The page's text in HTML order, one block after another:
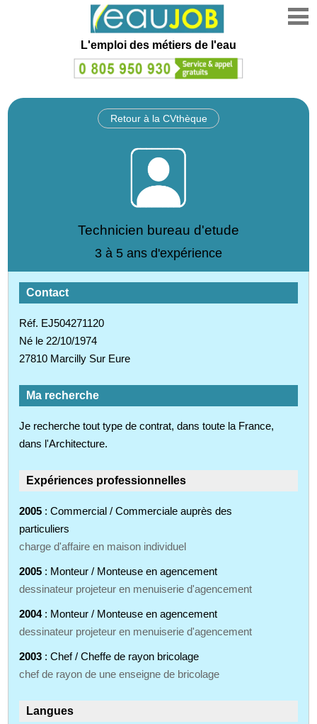
L'emploi des métiers de l'eau
Retour à la CVthèque
Technicien bureau d'etude
3 à 5 ans d'expérience
Contact
Réf. EJ504271120
Né le 22/10/1974
27810 Marcilly Sur Eure
Ma recherche
Je recherche tout type de contrat, dans toute la France,
dans l'Architecture.
Expériences professionnelles
2005 : Commercial / Commerciale auprès des
particuliers
charge d'affaire en maison individuel
2005 : Monteur / Monteuse en agencement
dessinateur projeteur en menuiserie d'agencement
2004: Monteur / Monteuse en agencement
dessinateur projeteur en menuiserie d'agencement
2003 : Chef / Cheffe de rayon bricolage
chef de rayon de une enseigne de bricolage
Langues